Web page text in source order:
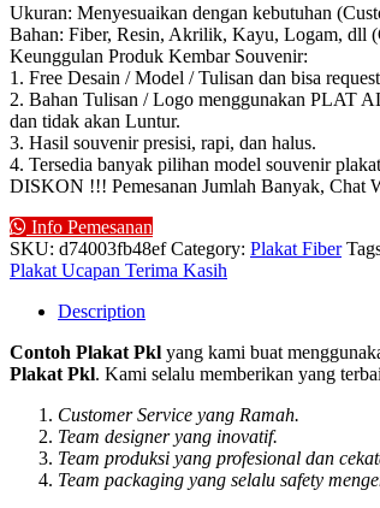
Ukuran: Menyesuaikan dengan kebutuhan
Bahan: Fiber, Resin, Akrilik, Kayu, Logam, dll
Keunggulan Produk Kembar Souvenir:
1. Free Desain / Model / Tulisan dan bisa
2. Bahan Tulisan / Logo menggunakan PLAT
dan tidak akan Luntur.
3. Hasil souvenir presisi, rapi, dan halus.
4. Tersedia banyak pilihan model souvenir
DISKON !!! Pemesanan Jumlah Banyak, Chat
Info Pemesanan
SKU: d74003fb48ef Category: Plakat Fiber
Plakat Ucapan Terima Kasih
Description
Contoh Plakat Pkl yang kami buat
Plakat Pkl. Kami selalu memberikan yang
Customer Service yang Ramah.
Team designer yang inovatif.
Team produksi yang profesional dan
Team packaging yang selalu safety